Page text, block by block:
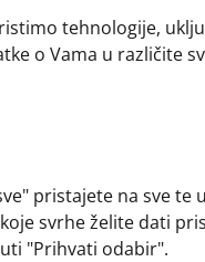
tehnologije,
o Vama u različite
pristajete na sve te
svrhe želite dati
"Prihvati odabir".